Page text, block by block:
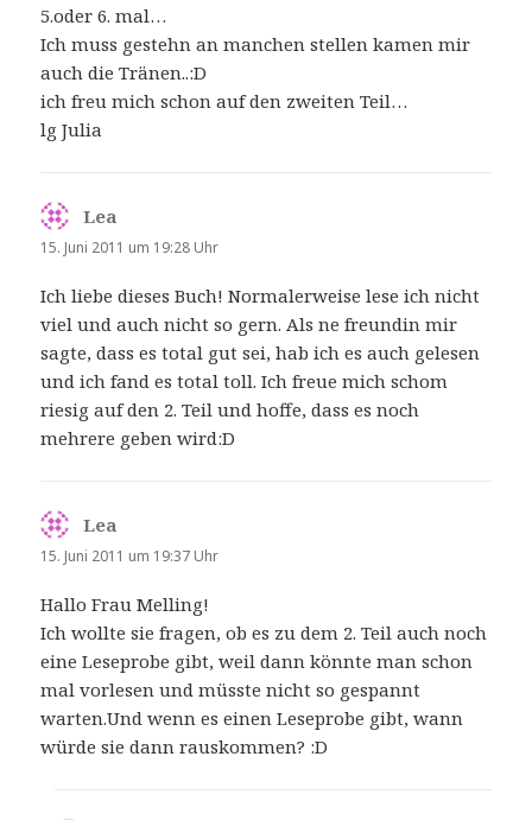
5.oder 6. mal…
Ich muss gestehn an manchen stellen kamen mir
auch die Tränen..:D
ich freu mich schon auf den zweiten Teil…
lg Julia
Lea
15. Juni 2011 um 19:28 Uhr
Ich liebe dieses Buch! Normalerweise lese ich nicht
viel und auch nicht so gern. Als ne freundin mir
sagte, dass es total gut sei, hab ich es auch gelesen
und ich fand es total toll. Ich freue mich schom
riesig auf den 2. Teil und hoffe, dass es noch
mehrere geben wird:D
Lea
15. Juni 2011 um 19:37 Uhr
Hallo Frau Melling!
Ich wollte sie fragen, ob es zu dem 2. Teil auch noch
eine Leseprobe gibt, weil dann könnte man schon
mal vorlesen und müsste nicht so gespannt
warten.Und wenn es einen Leseprobe gibt, wann
würde sie dann rauskommen? :D